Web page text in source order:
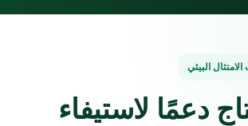
البيئي
دعمًا لاستيفاء
الشائعة